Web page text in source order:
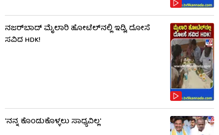
ನಜರ್‌ಬಾದ್ ಮೈಲಾರಿ ಹೋಟೆಲ್‌ನಲ್ಲಿ ಇಡ್ಲಿ, ದೋಸೆ
ಸವಿದ HDK!
'ನನ್ನ ಕೊಂಡುಕೊಳ್ಳಲು ಸಾಧ್ಯವಿಲ್ಲ'